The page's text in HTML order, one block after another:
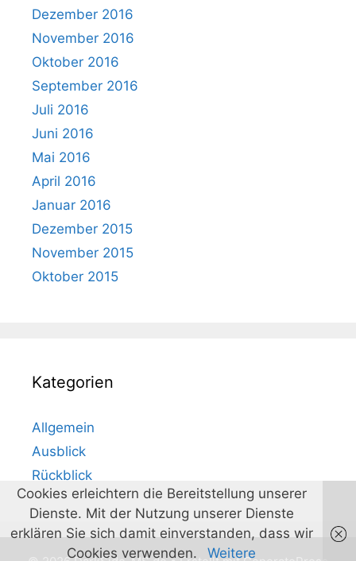
Dezember 2016
November 2016
Oktober 2016
September 2016
Juli 2016
Juni 2016
Mai 2016
April 2016
Januar 2016
Dezember 2015
November 2015
Oktober 2015
Kategorien
Allgemein
Ausblick
Rückblick
Cookies erleichtern die Bereitstellung unserer
Dienste. Mit der Nutzung unserer Dienste
erklären Sie sich damit einverstanden, dass wir
Cookies verwenden.
Weitere